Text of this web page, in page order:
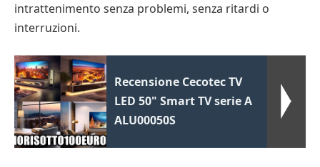
intrattenimento senza problemi, senza ritardi o
interruzioni.
Recensione Cecotec TV
LED 50" Smart TV serie A
ALU00050S